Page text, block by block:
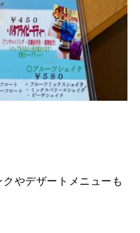
やデザートメニューも